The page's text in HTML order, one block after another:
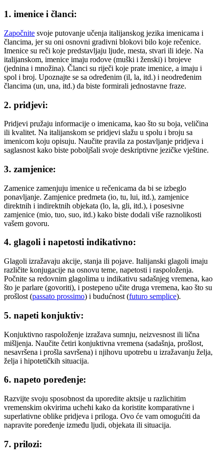
1. imenice i članci:
Započnite svoje putovanje učenja italijanskog jezika imenicama i
člancima, jer su oni osnovni gradivni blokovi bilo koje rečenice.
Imenice su reči koje predstavljaju ljude, mesta, stvari ili ideje. Na
italijanskom, imenice imaju rodove (muški i ženski) i brojeve
(jednina i množina). Članci su riječi koje prate imenice, a imaju i
spol i broj. Upoznajte se sa određenim (il, la, itd.) i neodređenim
člancima (un, una, itd.) da biste formirali jednostavne fraze.
2. pridjevi:
Pridjevi pružaju informacije o imenicama, kao što su boja, veličina
ili kvalitet. Na italijanskom se pridjevi slažu u spolu i broju sa
imenicom koju opisuju. Naučite pravila za postavljanje pridjeva i
saglasnost kako biste poboljšali svoje deskriptivne jezičke vještine.
3. zamjenice:
Zamenice zamenjuju imenice u rečenicama da bi se izbeglo
ponavljanje. Zamjenice predmeta (io, tu, lui, itd.), zamjenice
direktnih i indirektnih objekata (lo, la, gli, itd.), i posesivne
zamjenice (mio, tuo, suo, itd.) kako biste dodali više raznolikosti
vašem govoru.
4. glagoli i napetosti indikativno:
Glagoli izražavaju akcije, stanja ili pojave. Italijanski glagoli imaju
različite konjugacije na osnovu teme, napetosti i raspoloženja.
Počnite sa redovnim glagolima u indikativu sadašnjeg vremena, kao
što je parlare (govoriti), i postepeno učite druga vremena, kao što su
prošlost (passato prossimo) i budućnost (futuro semplice).
5. napeti konjuktiv:
Konjuktivno raspoloženje izražava sumnju, neizvesnost ili lična
mišljenja. Naučite četiri konjuktivna vremena (sadašnja, prošlost,
nesavršena i prošla savršena) i njihovu upotrebu u izražavanju želja,
želja i hipotetičkih situacija.
6. napeto poređenje:
Razviјte svoјu sposobnost da uporedite aktsiјe u razlichitim
vremenskim okvirima ucheћi kako da koristite komparativne i
superlativne oblike pridjeva i priloga. Ovo će vam omogućiti da
napravite poređenje između ljudi, objekata ili situacija.
7. prilozi: